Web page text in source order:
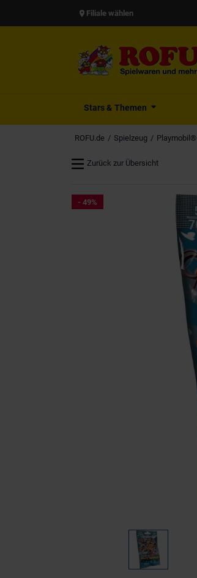
Filiale wählen
Stars & Themen
ROFU.de Spielzeug Playmobil®
Zurück zur Übersicht
- 49%